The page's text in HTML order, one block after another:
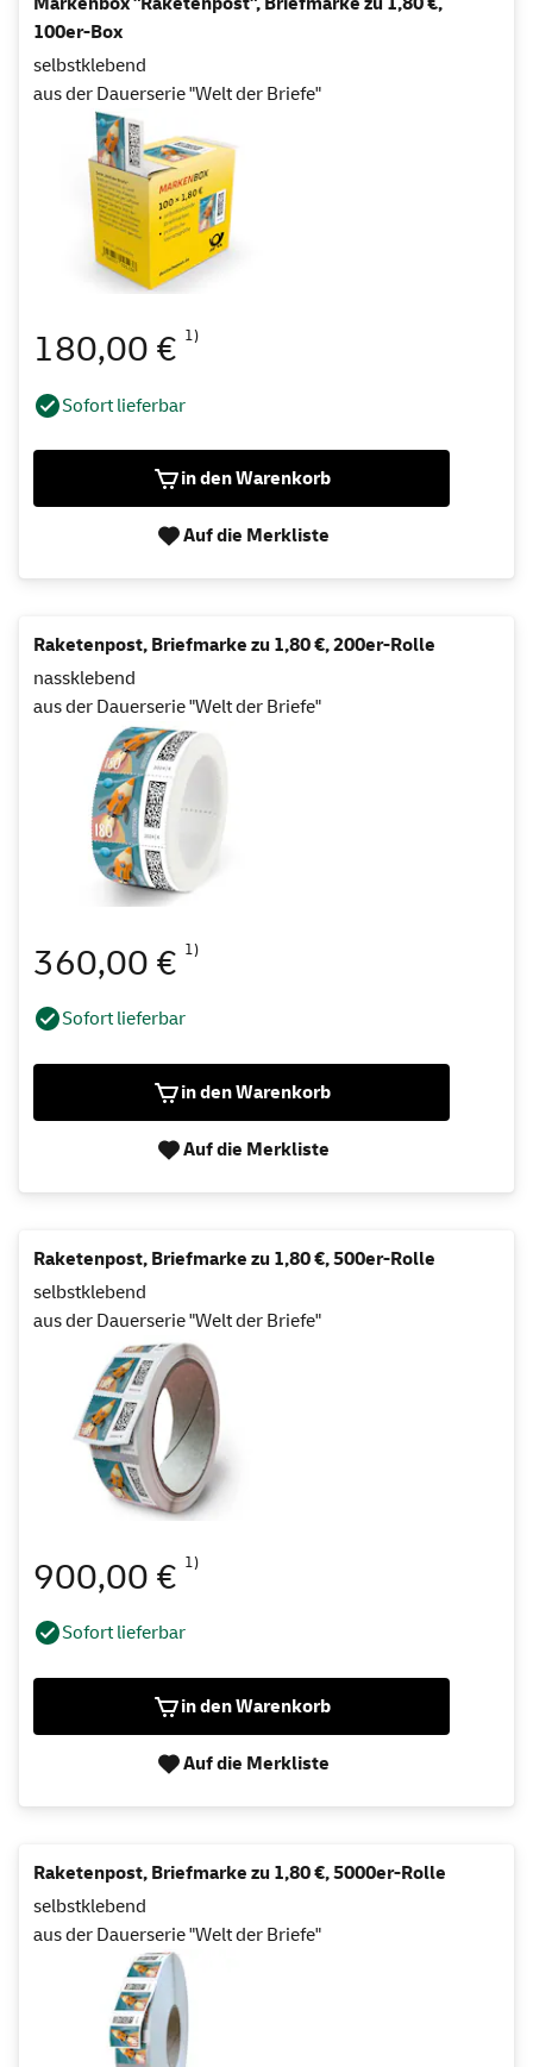
100er-Box
selbstklebend
aus der Dauerserie "Welt der Briefe"
180,00 € 1)
Sofort lieferbar
in den Warenkorb
Auf die Merkliste
Raketenpost, Briefmarke zu 1,80 €, 200er-Rolle
nassklebend
aus der Dauerserie "Welt der Briefe"
360,00 € 1)
Sofort lieferbar
in den Warenkorb
Auf die Merkliste
Raketenpost, Briefmarke zu 1,80 €, 500er-Rolle
selbstklebend
aus der Dauerserie "Welt der Briefe"
900,00 € 1)
Sofort lieferbar
in den Warenkorb
Auf die Merkliste
Raketenpost, Briefmarke zu 1,80 €, 5000er-Rolle
selbstklebend
aus der Dauerserie "Welt der Briefe"